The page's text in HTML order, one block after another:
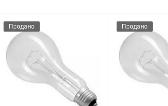
Продано Продано